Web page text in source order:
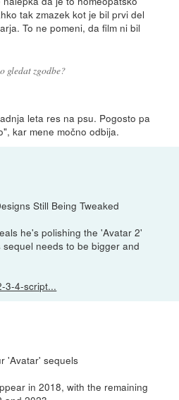
tak zmazek kot je bil prvi del
To ne pomeni, da film ni bil
gledatzgodbe?
leta res na psu. Pogosto pa
kar mene močno odbija.
Still Being Tweaked
he's polishing the 'Avatar 2'
needs to be bigger and
3-4-script...
'Avatar' sequels
in 2018, with the remaining